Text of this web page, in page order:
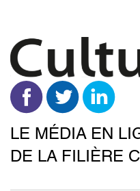
LE MÉDIA EN
DE LA FILIÈRE